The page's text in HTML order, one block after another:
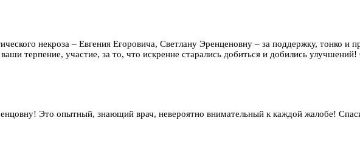
некроза – Евгения Егоровича, Светлану Эренценовну – за поддержку, тонко
терпение, участие, за то, что искренне старались добиться и добились улучшений!
Это опытный, знающий врач, невероятно внимательный к каждой жалобе!